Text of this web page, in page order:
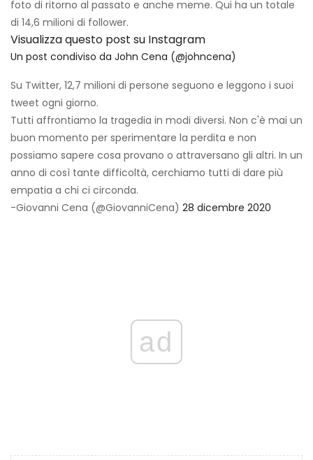
foto di ritorno al passato e anche meme. Qui ha un totale
di 14,6 milioni di follower.
Visualizza questo post su Instagram
Un post condiviso da John Cena (@johncena)
Su Twitter, 12,7 milioni di persone seguono e leggono i suoi
tweet ogni giorno.
Tutti affrontiamo la tragedia in modi diversi. Non c'è mai un
buon momento per sperimentare la perdita e non
possiamo sapere cosa provano o attraversano gli altri. In un
anno di così tante difficoltà, cerchiamo tutti di dare più
empatia a chi ci circonda.
-Giovanni Cena (@GiovanniCena) 28 dicembre 2020
ad